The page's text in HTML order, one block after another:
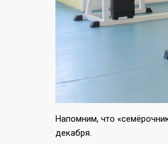
Напомним, что
декабря.